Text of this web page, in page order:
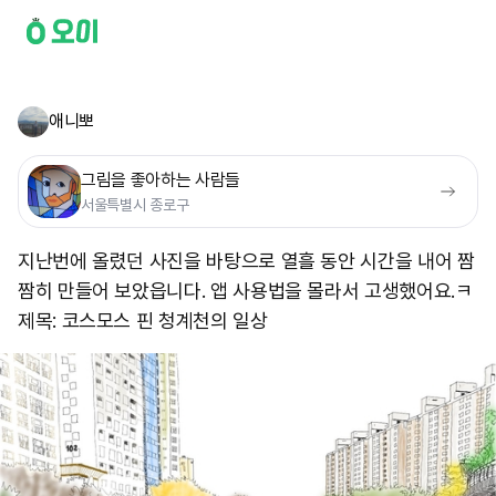
애니뽀
그림을 좋아하는 사람들
서울특별시 종로구
지난번에 올렸던 사진을 바탕으로 열흘 동안 시간을 내어 짬
짬히 만들어 보았읍니다. 앱 사용법을 몰라서 고생했어요.ㅋ
제목: 코스모스 핀 청계천의 일상